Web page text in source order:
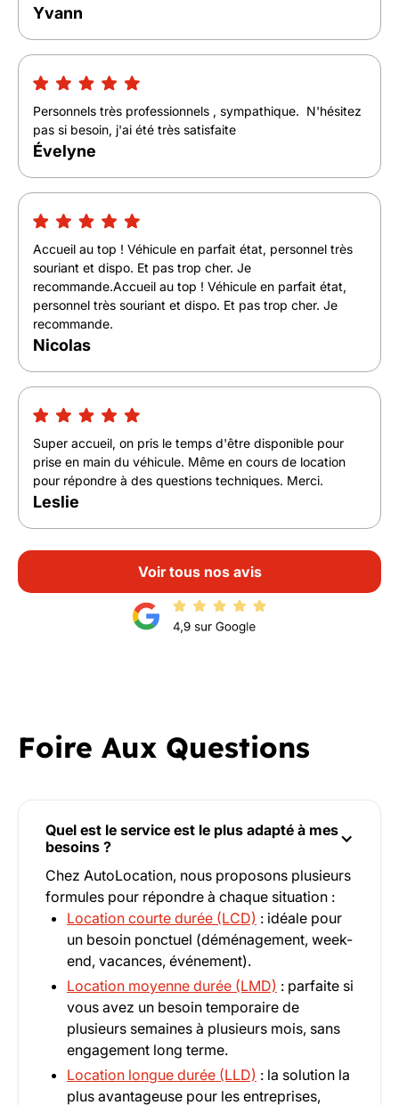
Yvann
Personnels très professionnels , sympathique. N'hésitez
pas si besoin, j'ai été très satisfaite
Évelyne
Accueil au top ! Véhicule en parfait état, personnel très
souriant et dispo. Et pas trop cher. Je
recommande.Accueil au top ! Véhicule en parfait état,
personnel très souriant et dispo. Et pas trop cher. Je
recommande.
Nicolas
Super accueil, on pris le temps d'être disponible pour
prise en main du véhicule. Même en cours de location
pour répondre à des questions techniques. Merci.
Leslie
Voir tous nos avis
Foire Aux Questions
Quel est le service est le plus adapté à mes
besoins ?
Chez AutoLocation, nous proposons plusieurs
formules pour répondre à chaque situation :
Location courte durée (LCD) : idéale pour
un besoin ponctuel (déménagement, week-
end, vacances, événement).
Location moyenne durée (LMD) : parfaite si
vous avez un besoin temporaire de
plusieurs semaines à plusieurs mois, sans
engagement long terme.
Location longue durée (LLD) : la solution la
plus avantageuse pour les entreprises,